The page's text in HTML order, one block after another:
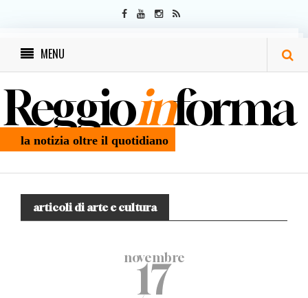
MENU
Reggioinforma
la notizia oltre il quotidiano
articoli di arte e cultura
novembre
17